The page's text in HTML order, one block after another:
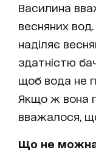
Василина
весняних
наділяє
здатністю
щоб вода не
Якщо ж вона
вважалося,
Що не можна